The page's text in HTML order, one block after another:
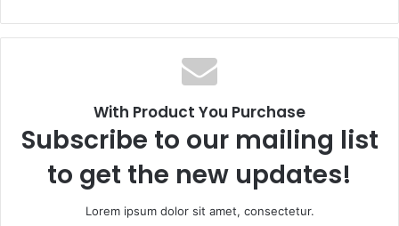
te
With Product You Purchase
Subscribe to our mailing list
to get the new updates!
Lorem ipsum dolor sit amet, consectetur.